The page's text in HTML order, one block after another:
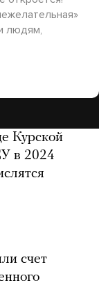
людям,
Курской
в 2024
счет